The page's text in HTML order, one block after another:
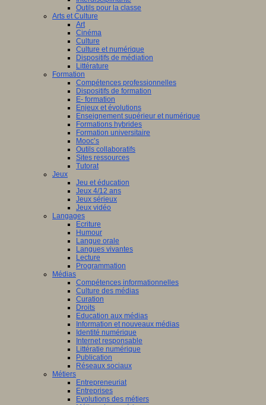
Outils pour la classe
Arts et Culture
Art
Cinéma
Culture
Culture et numérique
Dispositifs de médiation
Littérature
Formation
Compétences professionnelles
Dispositifs de formation
E- formation
Enjeux et évolutions
Enseignement supérieur et numérique
Formations hybrides
Formation universitaire
Mooc’s
Outils collaboratifs
Sites ressources
Tutorat
Jeux
Jeu et éducation
Jeux 4/12 ans
Jeux sérieux
Jeux vidéo
Langages
Ecriture
Humour
Langue orale
Langues vivantes
Lecture
Programmation
Médias
Compétences informationnelles
Culture des médias
Curation
Droits
Education aux médias
Information et nouveaux médias
Identité numérique
Internet responsable
Littératie numérique
Publication
Réseaux sociaux
Métiers
Entrepreneuriat
Entreprises
Evolutions des métiers